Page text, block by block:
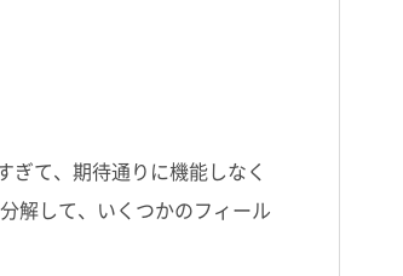
ぎて、期待通りに機能しなく
解して、いくつかのフィール